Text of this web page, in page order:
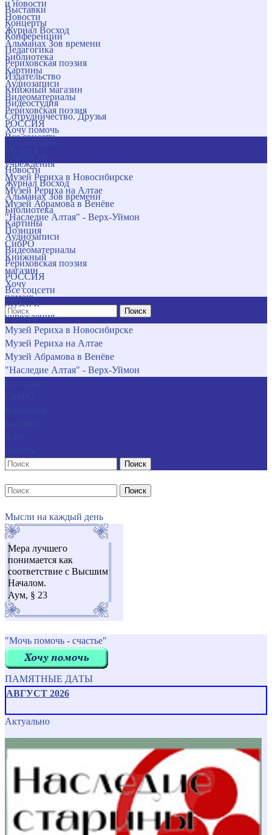
и новости
Новости
Журнал Восход
Альманах Зов времени
Библиотека
Картины
Аудиозаписи
Видеоматериалы
Рериховская поэзия
РОССИЯ
Все соцсети
учреждения
Музей Рериха в Новосибирске
Музей Рериха на Алтае
Музей Абрамова в Венёве
"Наследие Алтая" - Верх-Уймон
Позиция
СибРО
Книжный
магазин
Хочу
помочь
Поиск
Выставки
Концерты
Конференции
Педагогика
Рериховская поэзия
Издательство
Книжный магазин
Видеостудия
Сотрудничество. Друзья
Хочу помочь
Новости
Журнал Восход
Альманах Зов времени
Библиотека
Картины
Аудиозаписи
Видеоматериалы
Рериховская поэзия
РОССИЯ
Все соцсети
Музеи и
учреждения
Музей Рериха в Новосибирске
Музей Рериха на Алтае
Музей Абрамова в Венёве
"Наследие Алтая" - Верх-Уймон
Поиск
Поиск
Мысли на каждый день
Мера лучшего
понимается как
соответствие с Высшим
Началом.
Аум, § 23
"Мочь помочь - счастье"
ПАМЯТНЫЕ ДАТЫ
АВГУСТ 2026
Актуально